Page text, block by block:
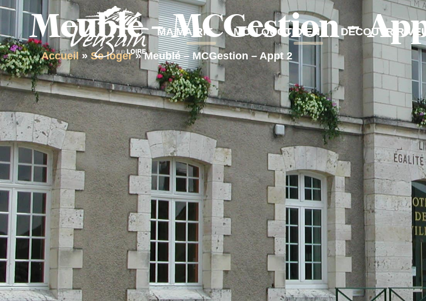
principal
MA MAIRIE MON QUOTIDIEN DÉCOUVRIR
Meublé – MCGestion –
Accueil»Se loger»Meublé – MCGestion – Appt 2